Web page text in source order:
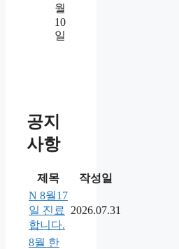
월
10
일
공지
사항
제목
작성일
N 8월17
일 진료
합니다.
2026.07.31
8월 한